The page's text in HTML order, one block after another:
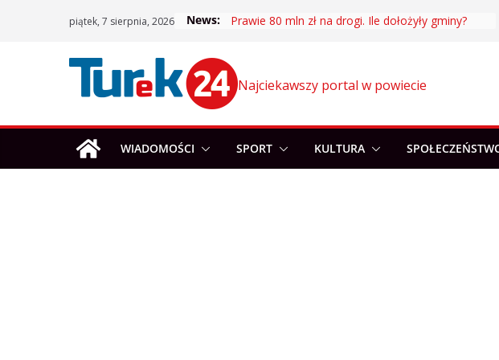
piątek, 7 sierpnia, 2026 News: Prawie 80 mln zł na drogi. Ile dołożyły gminy?
Najciekawszy portal w powiecie
WIADOMOŚCI SPORT KULTURA